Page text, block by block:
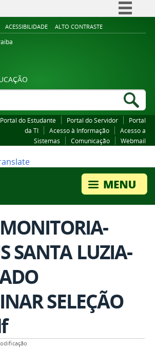
Simplifique!
Legislação
ACESSIBILIDADE ALTO CONTRASTE
Portal do Estudante Portal do Servidor
Portal
da TI
Acesso à Informação
Acesso a
Sistemas
Comunicação Webmail
SANTA LUZIA-
SELEÇÃO